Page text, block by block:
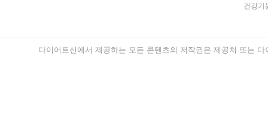
건강기
다이어트신에서 제공하는 모든 콘텐츠의 저작권은 제공처 또는